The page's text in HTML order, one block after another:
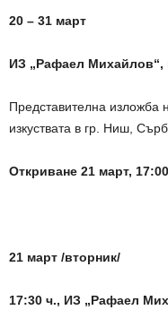
20 – 31 март
ИЗ „Рафаел Михайлов“,
Представителна изложба
изкуствата в гр. Ниш,
Откриване 21 март,
21 март /вторник/
17:30 ч., ИЗ „Рафаел